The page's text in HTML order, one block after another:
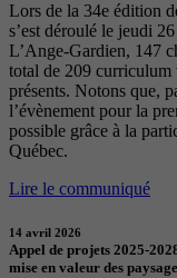
Lors de la 34e édition
s’est déroulé le jeudi
L’Ange-Gardien, 147
total de 209 curriculum
présents. Notons que,
l’évènement pour la
possible grâce à la
Québec.
Lire le communiqué
14 avril 2026
Appel de projets 2025-
mise en valeur des